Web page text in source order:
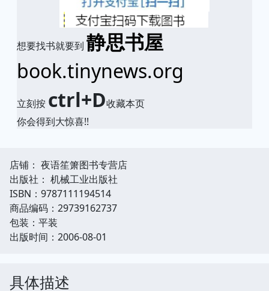
想要找书就要到 静思书屋
book.tinynews.org
立刻按 ctrl+D收藏本页
你会得到大惊喜!!
店铺： 夜语笙箫图书专营店
出版社： 机械工业出版社
ISBN：9787111194514
商品编码：29739162737
包装：平装
出版时间：2006-08-01
具体描述